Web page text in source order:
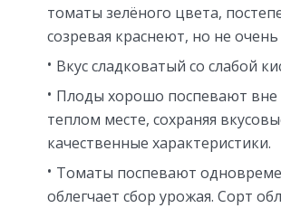
томаты зелёного цвета,
созревая краснеют, но не очень
Вкус сладковатый со слабой
Плоды хорошо поспевают вне
теплом месте, сохраняя
качественные характеристики.
Томаты поспевают
облегчает сбор урожая. Сорт